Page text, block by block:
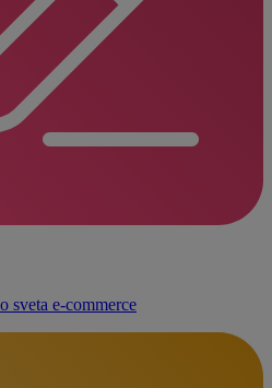
sveta e‑commerce